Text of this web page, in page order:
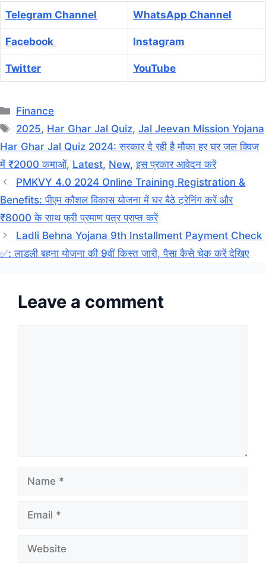
Telegram Channel WhatsApp Channel
Facebook Instagram
Twitter YouTube
Categories
Finance
Tags
2025, Har Ghar Jal Quiz,Jal Jeevan Mission Yojana
Har Ghar Jal Quiz 2024: सरकार दे रही है मौका हर घर जल क्विज
में ₹2000 कमाओं, Latest, New,इस प्रकार आवेदन करें
PMKVY 4.0 2024 Online Training Registration &
Benefits: पीएम कौशल विकास योजना में घर बैठे ट्रेनिंग करें और
₹8000 के साथ फ्री प्रमाण पत्र प्राप्त करें
Ladli Behna Yojana 9th Installment Payment Check
✅: लाडली बहना योजना की 9वीं किस्त जारी, पैसा कैसे चेक करें देखिए
Leave a comment
Name
Email
Website